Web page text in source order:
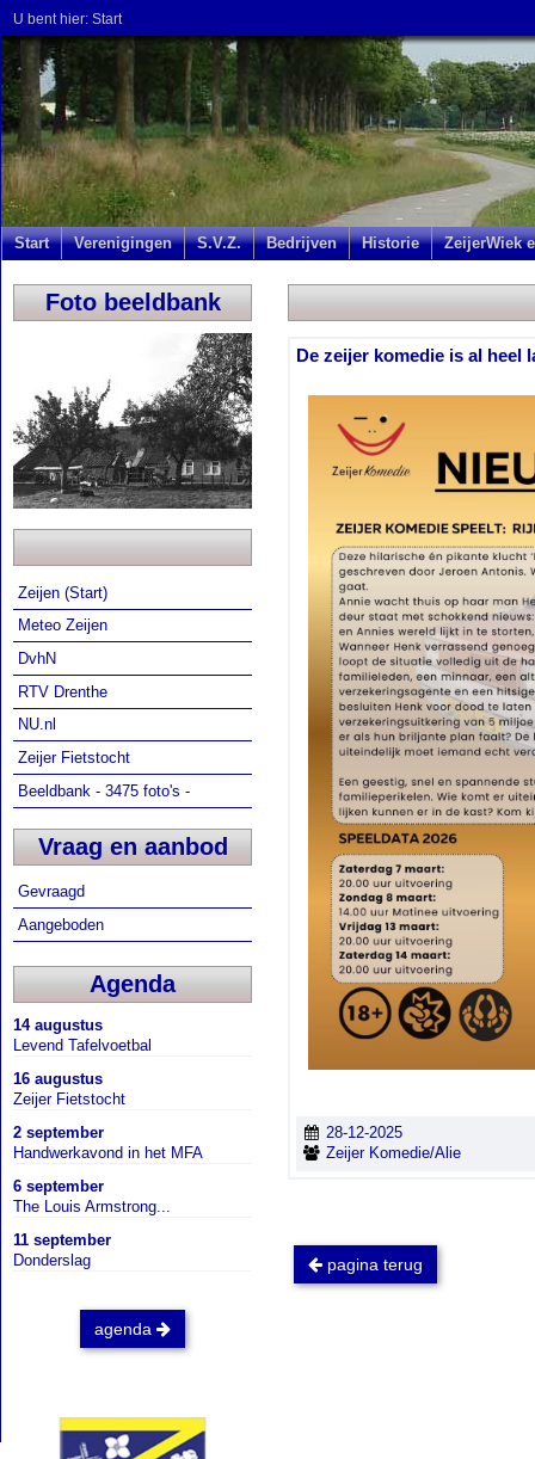
U bent hier: Start
Start Verenigingen S.V.Z. Bedrijven Historie ZeijerWiek
Foto beeldbank
Zeijen (Start)
Meteo Zeijen
DvhN
RTV Drenthe
NU.nl
Zeijer Fietstocht
Beeldbank - 3475 foto's -
Vraag en aanbod
Gevraagd
Aangeboden
Agenda
14 augustus
Levend Tafelvoetbal
16 augustus
Zeijer Fietstocht
2 september
Handwerkavond in het MFA
6 september
The Louis Armstrong...
11 september
Donderslag
agenda
De zeijer komedie is al heel
28-12-2025
Zeijer Komedie/Alie
pagina terug